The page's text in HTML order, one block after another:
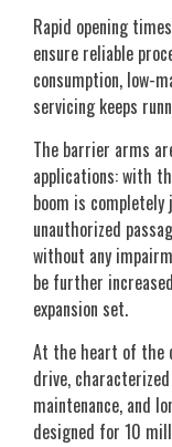
Rapid opening
ensure reliable
consumption, low-
servicing keeps
The barrier arms
applications: with
boom is
unauthorized
without any
be further
expansion set.
At the heart of the
drive,
maintenance, and
designed for 10